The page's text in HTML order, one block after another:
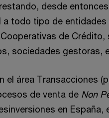
desde
a todo tipo de entidades
de Crédito,
sociedades gestoras,
el área Transacciones
de venta deNon
en España,